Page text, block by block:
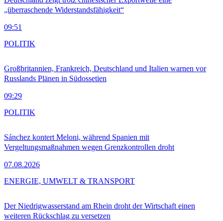
„überraschende Widerstandsfähigkeit“
09:51
Großbritannien, Frankreich, Deutschland und Italien warnen vor
Russlands Plänen in Südossetien
09:29
POLITIK
Sánchez kontert Meloni, während Spanien mit
Vergeltungsmaßnahmen wegen Grenzkontrollen droht
07.08.2026
POLITIK
Der Niedrigwasserstand am Rhein droht der Wirtschaft einen
weiteren Rückschlag zu versetzen
ENERGIE, UMWELT & TRANSPORT